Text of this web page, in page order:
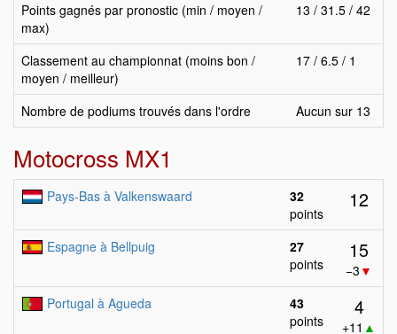
Points gagnés par pronostic (min / moyen /
max)
13 / 31.5 / 42
Classement au championnat (moins bon /
moyen / meilleur)
17 / 6.5 / 1
Nombre de podiums trouvés dans l'ordre Aucun sur 13
Motocross MX1
Pays-Bas à Valkenswaard
32
points
12
Espagne à Bellpuig
27
points
15
−3 ▼
Portugal à Agueda
43
points
4
+11 ▲